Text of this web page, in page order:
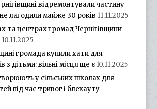
відремонтували частину
лагодили майже 30 років 11.11.2025
та центрах громад Чернігівщини
10.11.2025
громада купили хати для
з дітьми: вільні місця ще є 10.11.2025
у сільських школах для
під час тривог і блекауту